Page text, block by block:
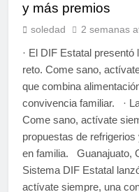
y más premios
soledad 2 semanas
· El DIF Estatal
reto. Come sano,
que combina
convivencia familiar. ·
Come sano, actívate
propuestas de
en familia. Guanajuato,
Sistema DIF Estatal
actívate siempre, una